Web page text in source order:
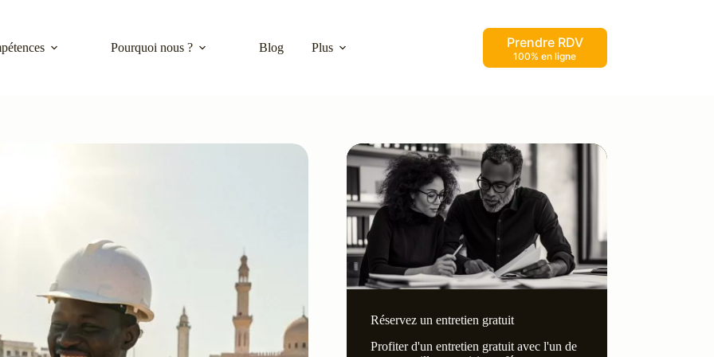
Pourquoi nous ? Blog Plus Prendre RDV
100% en ligne
Réservez un entretien gratuit
Profiter d'un entretien gratuit avec l'un de